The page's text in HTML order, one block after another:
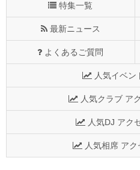
特集一覧
最新ニュース
よくあるご質問
人気イベン
人気クラブ ア
人気DJ アク
人気相席 ア